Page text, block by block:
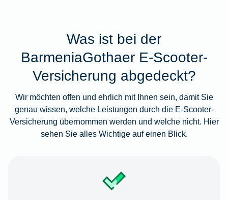
Was ist bei der
BarmeniaGothaer E-Scooter-
Versicherung abgedeckt?
Wir möchten offen und ehrlich mit Ihnen sein, damit Sie
genau wissen, welche Leistungen durch die E-Scooter-
Versicherung übernommen werden und welche nicht. Hier
sehen Sie alles Wichtige auf einen Blick.